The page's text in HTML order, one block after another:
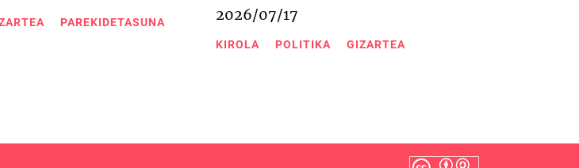
PAREKIDETASUNA 2026/07/17
KIROLA POLITIKA GIZARTEA